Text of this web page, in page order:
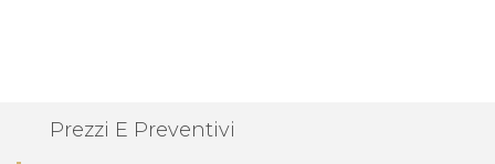
Prezzi E Preventivi